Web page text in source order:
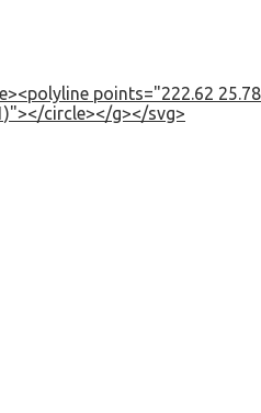
points="222.62
circle></g></svg>